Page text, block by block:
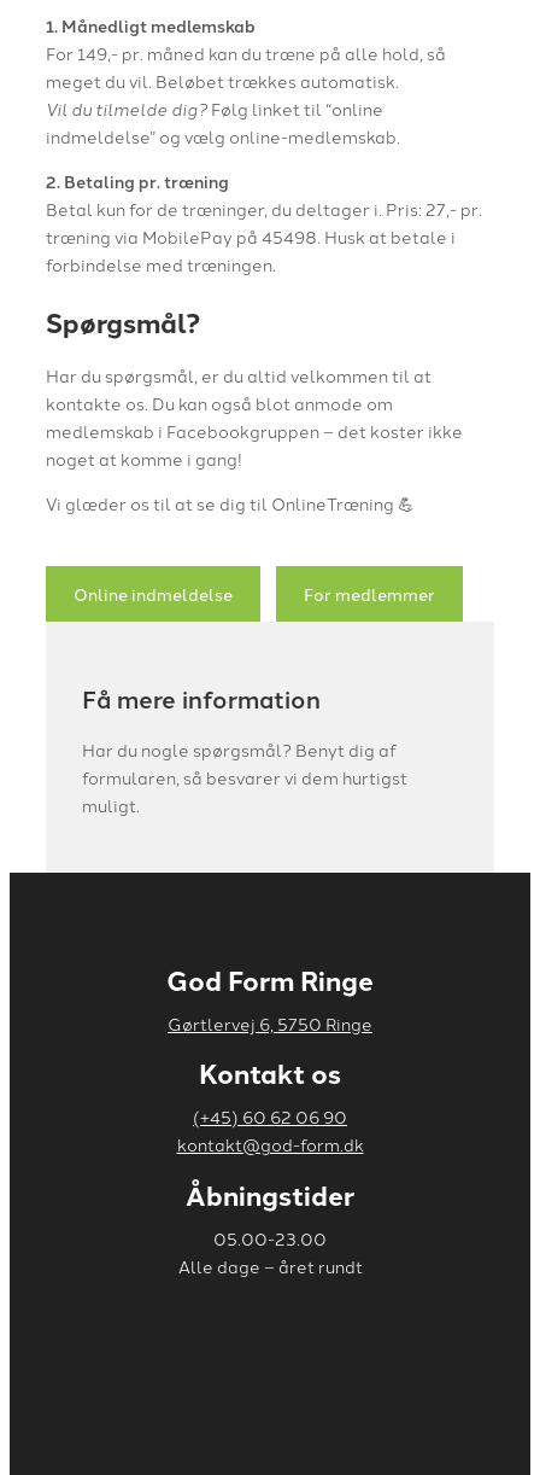
1. Månedligt medlemskab
For 149,- pr. måned kan du træne på alle hold, så
meget du vil. Beløbet trækkes automatisk.
Vil du tilmelde dig? Følg linket til “online
indmeldelse” og vælg online-medlemskab.
2. Betaling pr. træning
Betal kun for de træninger, du deltager i. Pris: 27,- pr.
træning via MobilePay på 45498. Husk at betale i
forbindelse med træningen.
Spørgsmål?
Har du spørgsmål, er du altid velkommen til at
kontakte os. Du kan også blot anmode om
medlemskab i Facebookgruppen – det koster ikke
noget at komme i gang!
Vi glæder os til at se dig til OnlineTræning 💪
Online indmeldelse For medlemmer
Få mere information
Har du nogle spørgsmål? Benyt dig af
formularen, så besvarer vi dem hurtigst
muligt.
God Form Ringe
Gørtlervej 6, 5750 Ringe
Kontakt os
(+45) 60 62 06 90
kontakt@god-form.dk
​Åbningstider
05.00-23.00
Alle dage – året rundt